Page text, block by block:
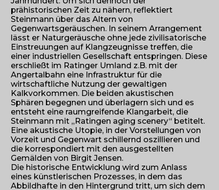
prähistorischen Zeit zu nähern, reflektiert
Steinmann über das Altern von
Gegenwartsgeräuschen. In seinem Arrangement
lässt er Naturgeräusche ohne jede zivilisatorische
Einstreuungen auf Klangzeugnisse treffen, die
einer industriellen Gesellschaft entspringen. Diese
erschließt im Ratinger Umland z.B. mit der
Angertalbahn eine Infrastruktur für die
wirtschaftliche Nutzung der gewaltigen
Kalkvorkommen. Die beiden akustischen
Sphären begegnen und überlagern sich und es
entsteht eine raumgreifende Klangarbeit, die
Steinmann mit „Ratingen aging scenery“ betitelt.
Eine akustische Utopie, in der Vorstellungen von
Vorzeit und Gegenwart schillernd oszillieren und
die korrespondiert mit den ausgestellten
Gemälden von Birgit Jensen.
Die historische Entwicklung wird zum Anlass
eines künstlerischen Prozesses, in dem das
Abbildhafte in den Hintergrund tritt, um sich dem